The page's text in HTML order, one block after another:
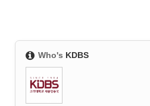
Who's KDBS